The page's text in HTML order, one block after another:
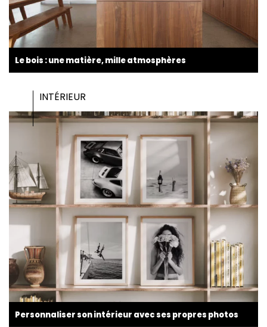
Le bois : une matière, mille atmosphères
INTÉRIEUR
Personnaliser son intérieur avec ses propres photos